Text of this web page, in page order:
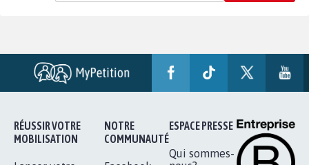
RÉUSSIR VOTRE
MOBILISATION
NOTRE
COMMUNAUTÉ
ESPACE PRESSE
Qui sommes-